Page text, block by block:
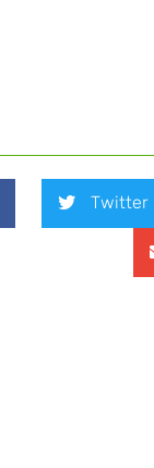
Twitter